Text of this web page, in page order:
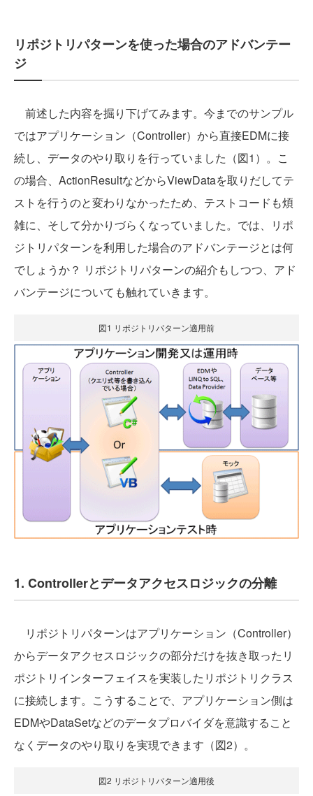
リポジトリパターンを使った場合のアドバンテー
ジ
前述した内容を掘り下げてみます。今までのサンプル
ではアプリケーション（Controller）から直接EDMに接
続し、データのやり取りを行っていました（図1）。こ
の場合、ActionResultなどからViewDataを取りだしてテ
ストを行うのと変わりなかったため、テストコードも煩
雑に、そして分かりづらくなっていました。では、リポ
ジトリパターンを利用した場合のアドバンテージとは何
でしょうか？ リポジトリパターンの紹介もしつつ、アド
バンテージについても触れていきます。
図1 リポジトリパターン適用前
1. Controllerとデータアクセスロジックの分離
リポジトリパターンはアプリケーション（Controller）
からデータアクセスロジックの部分だけを抜き取ったリ
ポジトリインターフェイスを実装したリポジトリクラス
に接続します。こうすることで、アプリケーション側は
EDMやDataSetなどのデータプロバイダを意識すること
なくデータのやり取りを実現できます（図2）。
図2 リポジトリパターン適用後